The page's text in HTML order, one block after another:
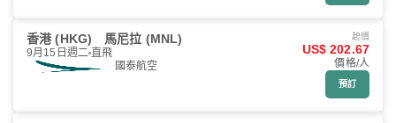
香港 (HKG) 馬尼拉 (MNL)
9月15日週二 直飛
國泰航空
起價
US$ 202.67
價格/人
預訂